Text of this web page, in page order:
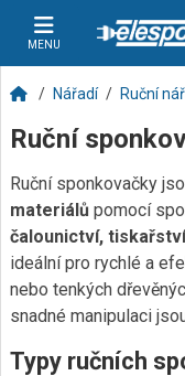
MENU
Nářadí Ruční
Ruční
Ruční sponkovačky
materiálů pomocí
čalounictví, tiskařství
ideální pro rychlé a
nebo tenkých
snadné manipulaci
Typy ručních